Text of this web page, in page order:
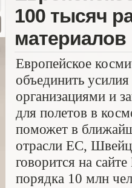
100 тысяч
материалов
Европейское
объединить
организациями и
для полетов в
поможет в
отрасли ЕС,
говорится на
порядка 10 млн